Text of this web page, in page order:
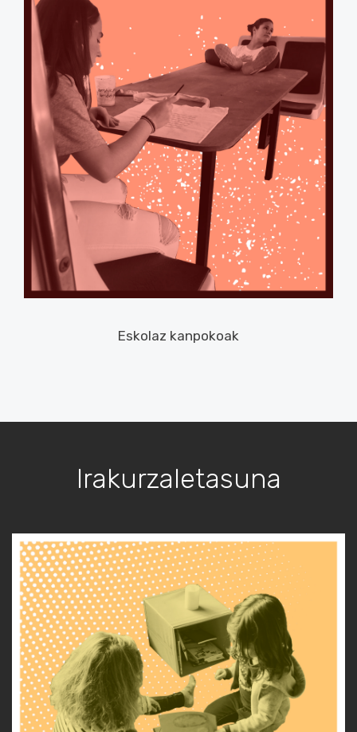
Eskolaz kanpokoak
Irakurzaletasuna